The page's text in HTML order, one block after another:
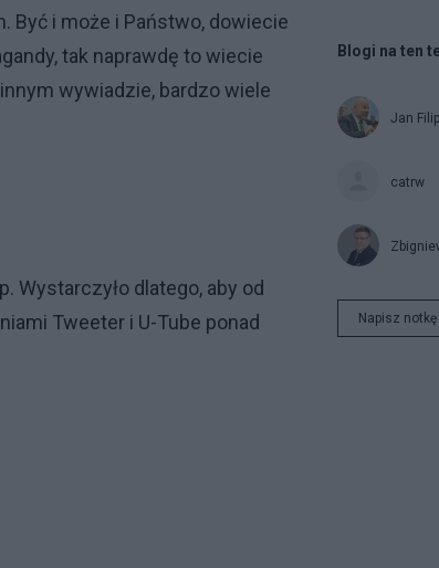
Być i może i Państwo, dowiecie
tak naprawdę to wiecie
wywiadzie, bardzo wiele
Wystarczyło dlatego, aby od
Tweeter i U-Tube ponad
Blogi na ten
Jan
catrw
Napisz notkę